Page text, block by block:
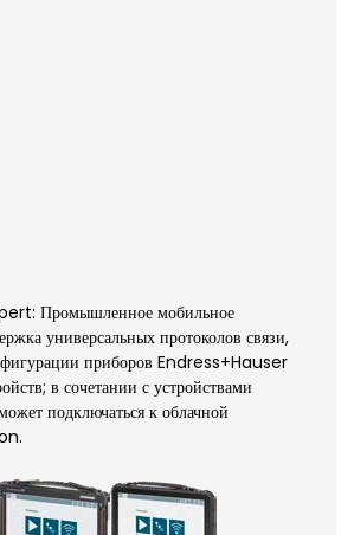
Промышленное мобильное
универсальных протоколов связи,
приборов Endress+Hauser
в сочетании с устройствами
подключаться к облачной